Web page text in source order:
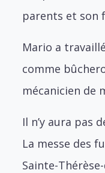
parents et son
Mario a
comme
mécanicien de
Il n’y aura pas
La messe des
Sainte-